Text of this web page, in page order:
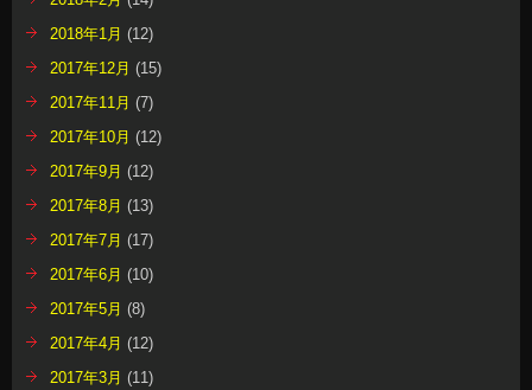
2018年1月 (12)
2017年12月 (15)
2017年11月 (7)
2017年10月 (12)
2017年9月 (12)
2017年8月 (13)
2017年7月 (17)
2017年6月 (10)
2017年5月 (8)
2017年4月 (12)
2017年3月 (11)